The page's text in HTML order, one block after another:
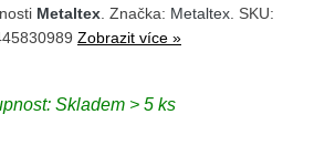
Metaltex . Značka: Metaltex . SKU:
Zobrazit více »
Skladem > 5 ks